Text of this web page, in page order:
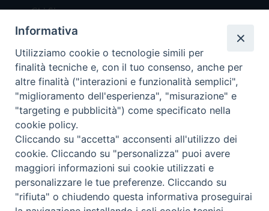
Chi Siamo
Redazione
Scrivici
Copyright © 2019 - Tutti i diritti riservati - Vita
Trentina Editrice
Privacy Policy
Torna
Informativa
Utilizziamo cookie o tecnologie simili per
finalità tecniche e, con il tuo consenso, anche per
altre finalità ("interazioni e funzionalità semplici",
"miglioramento dell'esperienza", "misurazione" e
"targeting e pubblicità") come specificato nella
cookie policy.
Cliccando su "accetta" acconsenti all'utilizzo dei
cookie. Cliccando su "personalizza" puoi avere
maggiori informazioni sui cookie utilizzati e
personalizzare le tue preferenze. Cliccando su
"rifiuta" o chiudendo questa informativa proseguirai